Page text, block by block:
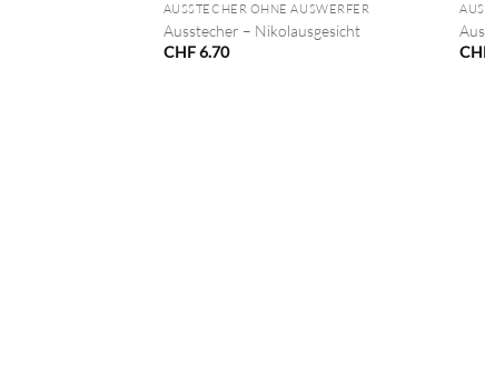
AUSSTECHER OHNE AUSWERFER
Ausstecher – Nikolausgesicht
CHF6.70